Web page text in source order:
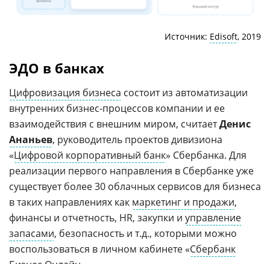
Источник: Edisoft, 2019
ЭДО в банках
Цифровизация бизнеса состоит из автоматизации
внутренних бизнес-процессов компании и ее
взаимодействия с внешним миром, считаетДенис
Ананьев, руководитель проектов дивизиона
«Цифровой корпоративный банк» Сбербанка. Для
реализации первого направления в Сбербанке уже
существует более 30 облачных сервисов для бизнеса
в таких направлениях как маркетинг и продажи,
финансы и отчетность, HR, закупки и управление
запасами, безопасность и т.д., которыми можно
воспользоваться в личном кабинете «Сбербанк